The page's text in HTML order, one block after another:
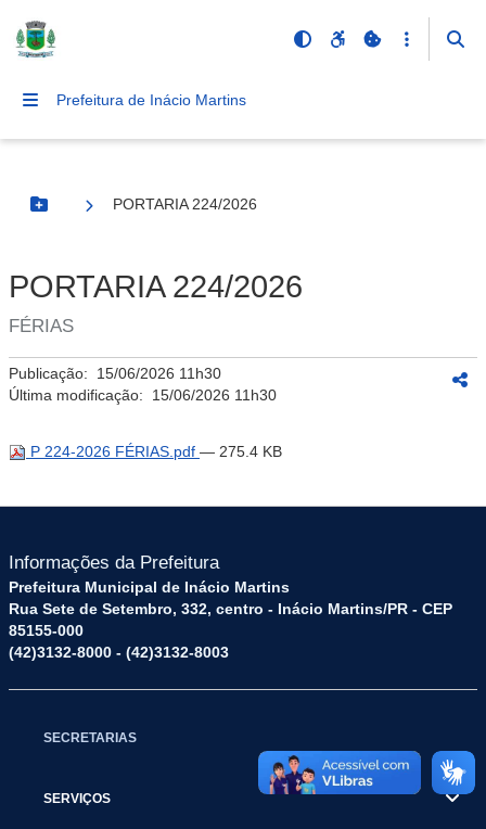
Prefeitura de Inácio Martins
Botão Menu
PORTARIA 224/2026
PORTARIA 224/2026
FÉRIAS
Publicação: 15/06/2026 11h30
Última modificação: 15/06/2026 11h30
P 224-2026 FÉRIAS.pdf — 275.4 KB
Informações da Prefeitura
Prefeitura Municipal de Inácio Martins
Rua Sete de Setembro, 332, centro - Inácio Martins/PR - CEP
85155-000
(42)3132-8000 - (42)3132-8003
SECRETARIAS
SERVIÇOS